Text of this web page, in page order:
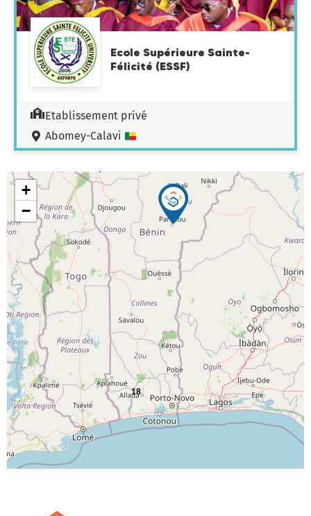
Ecole Supérieure Sainte-
Félicité (ESSF)
Etablissement privé
Abomey-Calavi
Carte des établissements
18
+
−